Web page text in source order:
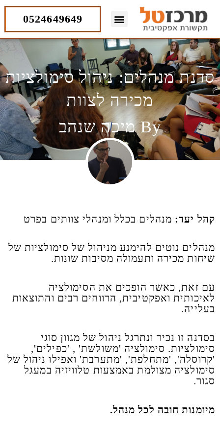
לתוכן
0524649649
סדנת מנהלים: ניהול סימולציות
מכירה לצוות
Byמיכה שנהב
קהל יעד: מנהלים בכלל ומנהלי צוותים בפרט​
מנהלים נוטים להימנע מניהול של סימולציות של
שיחות מכירה ותעמולה מסיבות שונות.
עם זאת, כאשר הופכים את הסימולציה
לאיכותית ואפקטיבית, הרווחים רבים והתוצאות
בעלייה.
בסדנה זו נכיר ונתרגל ניהול של מגוון סוגי
סימולציות. סימולציה 'משולשת' , 'כפילים',
'קרוסלה', 'מתחלפת', 'מתערבת' ואפילו ניהול של
סימולציה מצולמת באמצעות טלוויזיה במעגל
סגור.
מיומנות חובה לכל מנהל.​